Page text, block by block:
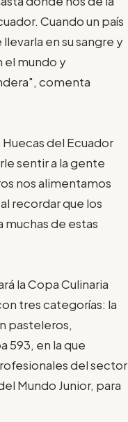
Cuando un país
en su sangre y
el mundo y
comenta
del Ecuador
sentir a la gente
nos alimentamos
recordar que los
de estas
la Copa Culinaria
tres categorías: la
pasteleros,
593, en la que
del sector
Mundo Junior, para